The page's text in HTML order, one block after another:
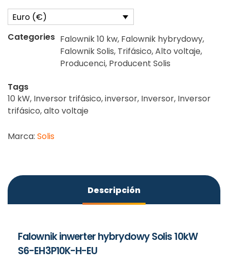
Euro (€)
Categories Falownik 10 kw, Falownik hybrydowy,
Falownik Solis, Trifásico,Alto voltaje,
Producenci, Producent Solis
Tags
10 kW, Inversor trifásico,inversor, Inversor, Inversor
trifásico,alto voltaje
Marca: Solis
Descripción
Falownik inwerter hybrydowy Solis 10kW
S6-EH3P10K-H-EU